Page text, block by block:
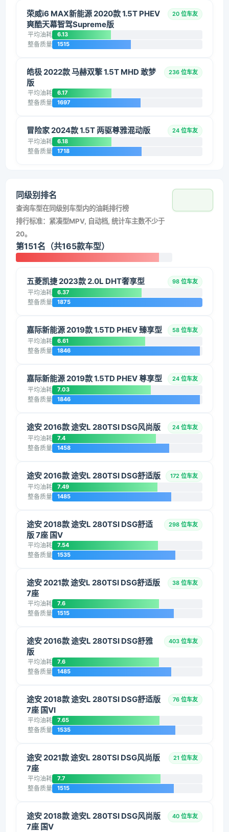
荣威i6 MAX新能源 2020款 1.5T PHEV
爽酷天幕智驾Supreme版
20 位车友
平均油耗 6.13
整备质量 1515
皓极 2022款 马赫双擎 1.5T MHD 敢梦
版
236 位车友
平均油耗 6.17
整备质量 1697
冒险家 2024款 1.5T 两驱尊雅混动版 24 位车友
平均油耗 6.18
整备质量 1718
同级别排名
查询车型在同级别车型内的油耗排行榜
排行标准：紧凑型MPV, 自动档, 统计车主数不少于
20。
第151名（共165款车型）
五菱凯捷 2023款 2.0L DHT奢享型 98 位车友
平均油耗 6.37
整备质量 1875
嘉际新能源 2019款 1.5TD PHEV 臻享型 58 位车友
平均油耗 6.61
整备质量 1846
嘉际新能源 2019款 1.5TD PHEV 尊享型 24 位车友
平均油耗 7.03
整备质量 1846
途安 2016款 途安L 280TSI DSG风尚版 24 位车友
平均油耗 7.4
整备质量 1458
途安 2016款 途安L 280TSI DSG舒适版 172 位车友
平均油耗 7.49
整备质量 1485
途安 2018款 途安L 280TSI DSG舒适
版 7座 国V
298 位车友
平均油耗 7.54
整备质量 1535
途安 2021款 途安L 280TSI DSG舒适版
7座
38 位车友
平均油耗 7.6
整备质量 1515
途安 2016款 途安L 280TSI DSG舒雅
版
403 位车友
平均油耗 7.6
整备质量 1485
途安 2018款 途安L 280TSI DSG舒适版
7座 国VI
76 位车友
平均油耗 7.65
整备质量 1535
途安 2021款 途安L 280TSI DSG风尚版
7座
21 位车友
平均油耗 7.7
整备质量 1515
途安 2018款 途安L 280TSI DSG风尚版
7座 国V
40 位车友